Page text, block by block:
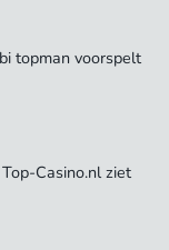
topman voorspelt
Casino.nl ziet